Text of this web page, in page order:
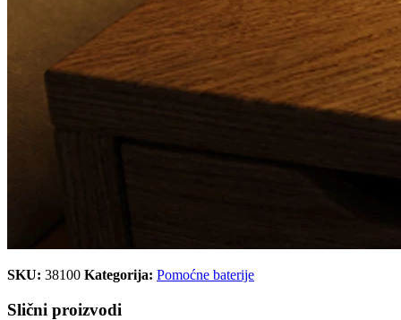
SKU: 38100 Kategorija: Pomoćne baterije
Slični proizvodi